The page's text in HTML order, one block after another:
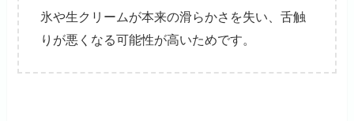
氷や生クリームが本来の滑らかさを失い、舌触
りが悪くなる可能性が高いためです。